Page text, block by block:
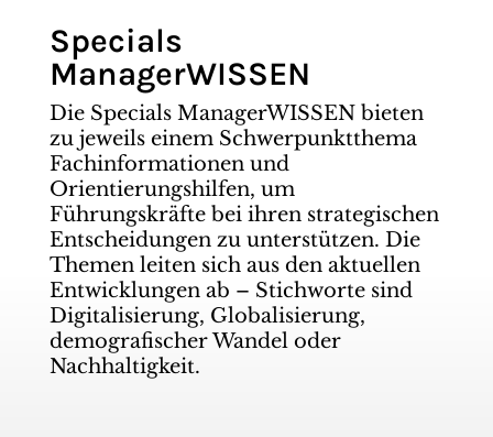
Specials
ManagerWISSEN
Die Specials ManagerWISSEN bieten
zu jeweils einem Schwerpunktthema
Fachinformationen und
Orientierungshilfen, um
Führungskräfte bei ihren strategischen
Entscheidungen zu unterstützen. Die
Themen leiten sich aus den aktuellen
Entwicklungen ab – Stichworte sind
Digitalisierung, Globalisierung,
demografischer Wandel oder
Nachhaltigkeit.